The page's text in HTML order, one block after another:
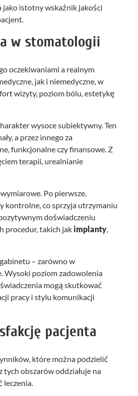
jako istotny wskaźnik jakości
w stomatologii
oczekiwaniami a realnym
jak i niemedyczne, w
wizyty, poziom bólu, estetykę
wysoce subiektywny. Ten
a przez innego za
funkcjonalne czy finansowe. Z
terapii, urealnianie
Po pierwsze,
kontrolne, co sprzyja utrzymaniu
doświadczeniu
procedur, takich jakimplanty,
– zarówno w
Wysoki poziom zadowolenia
mogą skutkować
pracy i stylu komunikacji
pacjenta
które można podzielić
tych obszarów oddziałuje na
leczenia.